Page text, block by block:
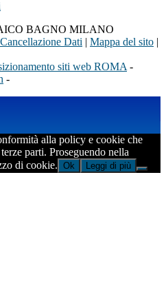
BAGNO MILANO
Dati | Mappa del sito |
siti web ROMA -
-
alla policy e cookie che
parti. Proseguendo nella
di cookie. Ok Leggi di più